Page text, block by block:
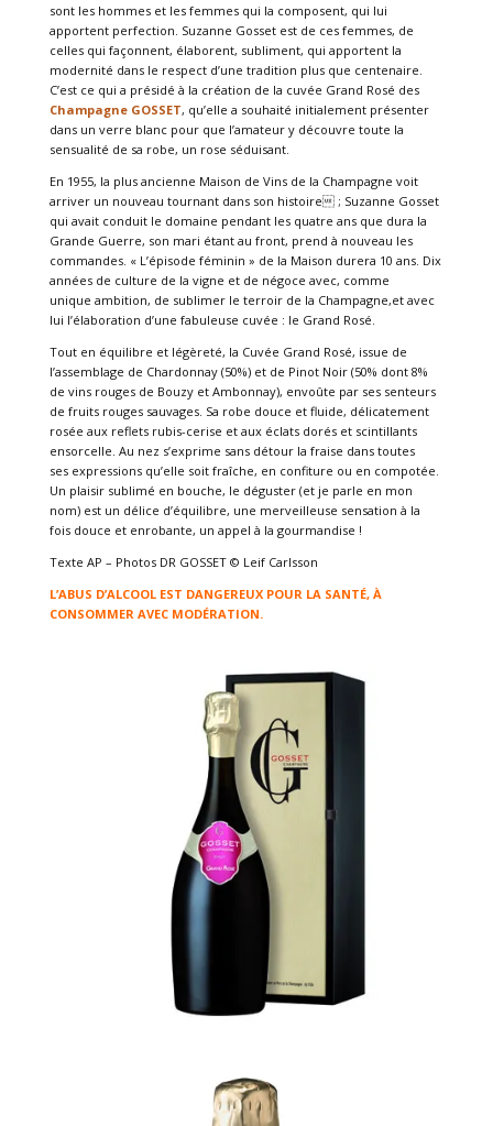
sont les hommes et les femmes qui la composent, qui lui
apportent perfection. Suzanne Gosset est de ces femmes, de
celles qui façonnent, élaborent, subliment, qui apportent la
modernité dans le respect d’une tradition plus que centenaire.
C’est ce qui a présidé à la création de la cuvée Grand Rosé des
Champagne GOSSET, qu’elle a souhaité initialement présenter
dans un verre blanc pour que l’amateur y découvre toute la
sensualité de sa robe, un rose séduisant.
En 1955, la plus ancienne Maison de Vins de la Champagne voit
arriver un nouveau tournant dans son histoire ; Suzanne Gosset
qui avait conduit le domaine pendant les quatre ans que dura la
Grande Guerre, son mari étant au front, prend à nouveau les
commandes. « L’épisode féminin » de la Maison durera 10 ans. Dix
années de culture de la vigne et de négoce avec, comme
unique ambition, de sublimer le terroir de la Champagne,et avec
lui l’élaboration d’une fabuleuse cuvée : le Grand Rosé.
Tout en équilibre et légèreté, la Cuvée Grand Rosé, issue de
l’assemblage de Chardonnay (50%) et de Pinot Noir (50% dont 8%
de vins rouges de Bouzy et Ambonnay), envoûte par ses senteurs
de fruits rouges sauvages. Sa robe douce et fluide, délicatement
rosée aux reflets rubis-cerise et aux éclats dorés et scintillants
ensorcelle. Au nez s’exprime sans détour la fraise dans toutes
ses expressions qu’elle soit fraîche, en confiture ou en compotée.
Un plaisir sublimé en bouche, le déguster (et je parle en mon
nom) est un délice d’équilibre, une merveilleuse sensation à la
fois douce et enrobante, un appel à la gourmandise !
Texte AP – Photos DR GOSSET © Leif Carlsson
L’ABUS D’ALCOOL EST DANGEREUX POUR LA SANTÉ, À
CONSOMMER AVEC MODÉRATION.